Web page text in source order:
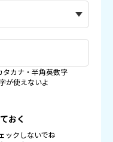
カナ・半角英数字
が使えないよ
おく
ックしないでね